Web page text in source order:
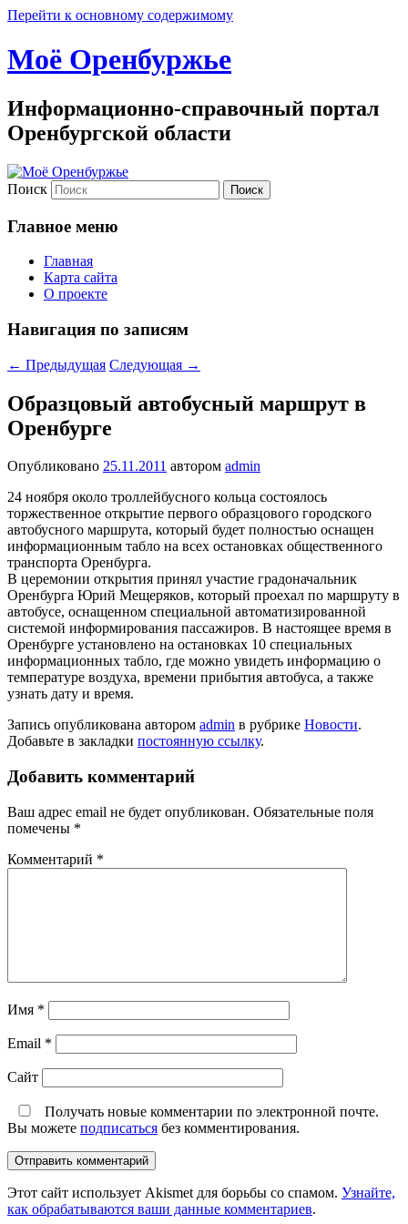
Перейти к основному содержимому
Моё Оренбуржье
Информационно-справочный портал
Оренбургской области
Поиск
Главное меню
Главная
Карта сайта
О проекте
Навигация по записям
← Предыдущая Следующая →
Образцовый автобусный маршрут в
Оренбурге
Опубликовано 25.11.2011 автором admin
24 ноября около троллейбусного кольца состоялось
торжественное открытие первого образцового городского
автобусного маршрута, который будет полностью оснащен
информационным табло на всех остановках общественного
транспорта Оренбурга.
В церемонии открытия принял участие градоначальник
Оренбурга Юрий Мещеряков, который проехал по маршруту в
автобусе, оснащенном специальной автоматизированной
системой информирования пассажиров. В настоящее время в
Оренбурге установлено на остановках 10 специальных
информационных табло, где можно увидеть информацию о
температуре воздуха, времени прибытия автобуса, а также
узнать дату и время.
Запись опубликована автором admin в рубрике Новости.
Добавьте в закладки постоянную ссылку.
Добавить комментарий
Ваш адрес email не будет опубликован. Обязательные поля
помечены *
Комментарий *
Имя *
Email *
Сайт
Получать новые комментарии по электронной почте.
Вы можете подписаться без комментирования.
Этот сайт использует Akismet для борьбы со спамом. Узнайте,
как обрабатываются ваши данные комментариев.